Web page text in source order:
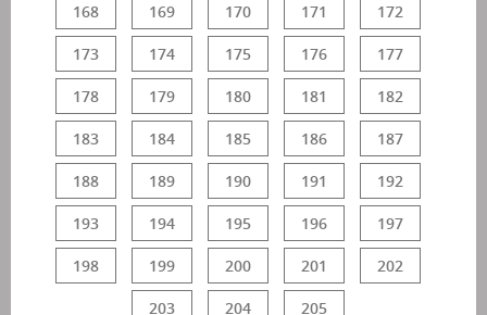
168 169 170 171 172
173 174 175 176 177
178 179 180 181 182
183 184 185 186 187
188 189 190 191 192
193 194 195 196 197
198 199 200 201 202
203 204 205